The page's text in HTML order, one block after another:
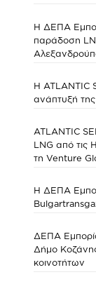
Η ΔΕΠΑ
παράδοση
Η ATLANTIC
ανάπτυξή
ATLANTIC
LNG από τις
τη Venture
Η ΔΕΠΑ
ΔΕΠΑ
Δήμο
κοινοτήτων